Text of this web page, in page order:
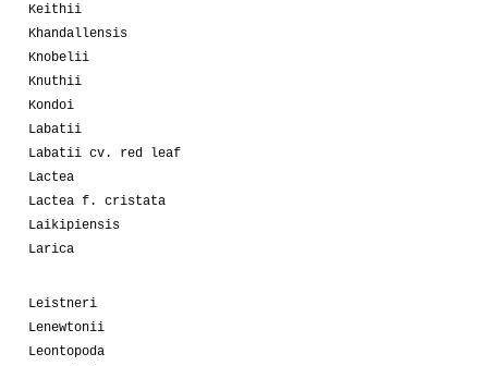
Keithii
Khandallensis
Knobelii
Knuthii
Kondoi
Labatii
Labatii cv. red leaf
Lactea
Lactea f. cristata
Laikipiensis
Larica
Leistneri
Lenewtonii
Leontopoda